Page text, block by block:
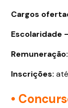
Cargos
Escolaridade
Remuneração:
Inscrições:
•